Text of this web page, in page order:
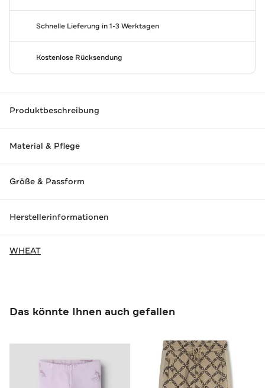
Schnelle Lieferung in 1-3 Werktagen
Kostenlose Rücksendung
Produktbeschreibung
Material & Pflege
Größe & Passform
Herstellerinformationen
WHEAT
Das könnte Ihnen auch gefallen